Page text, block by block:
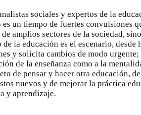
sociales y expertos de la
es un tiempo de fuertes convulsiones
amplios sectores de la sociedad,
de la educación es el escenario, desde
y solicita cambios de modo
de la enseñanza como a la
de pensar y hacer otra educación,
nuevos y de mejorar la práctica
y aprendizaje.